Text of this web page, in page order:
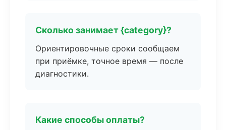
Сколько занимает {category}?
Ориентировочные сроки сообщаем
при приёмке, точное время — после
диагностики.
Какие способы оплаты?